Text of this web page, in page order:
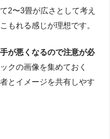
2〜3畳が広さとして考え
もれる感じが理想です。
が悪くなるので注意が必
クの画像を集めておく
とイメージを共有しやす